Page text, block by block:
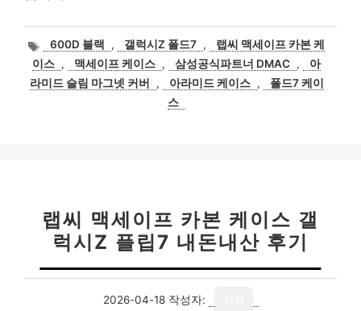
태
그
600D 블랙 , 갤럭시Z 폴드7 ,
랩씨 맥세이프 카본 케
이스 , 맥세이프 케이스 , 삼성공식파트너 DMAC ,
아
라미드 슬림 마그넷 커버
, 아라미드 케이스 ,
폴드7 케이
스
랩씨 맥세이프 카본 케이스 갤
럭시Z 플립7 내돈내산 후기
2026-04-18 작성자: